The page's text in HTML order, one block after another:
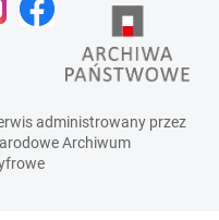
administrowany przez
Archiwum